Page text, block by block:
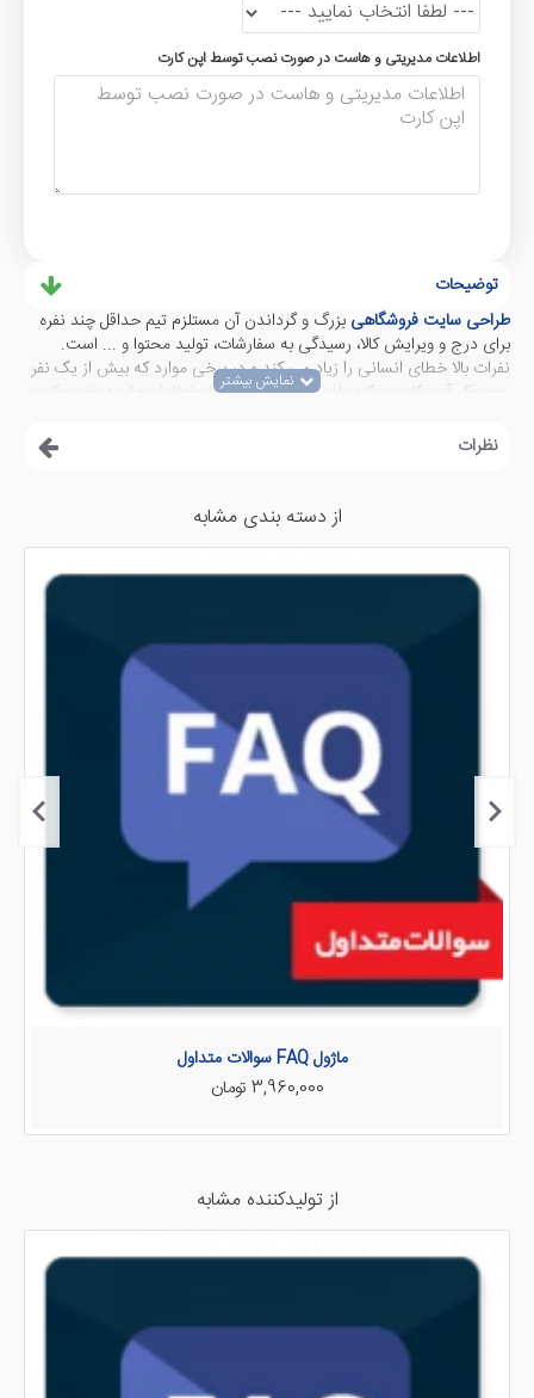
اطلاعات مدیریتی و هاست در صورت نصب توسط اپن کارت
توضیحات
طراحی سایت فروشگاهی بزرگ و گرداندن آن مستلزم تیم حداقل چند نفره
برای درج و ویرایش کالا، رسیدگی به سفارشات، تولید محتوا و ... است.
نفرات بالا خطای انسانی را زیاد می کند و در برخی موارد که بیش از یک نفر
روی یک آیتم کار می کند یافتن شخصی که دچار خطا شده است غیرممکن
ماژول مانیتورینگ ادمین یک گزارش کامل از همه فعالیت های کاربران ادمین
عملیات روی آن صورت گرفته است و بازه تاریخی امکان دقیق ترین مانیتور را
نوع: عملیات صورت گرفته شامل ایجاد، بروزرسانی، تایید، حذف، ورود و خروج
می شود.
گروه: شامل آیتم های محصول، دسته بندی، گزینه، سفارش و ... می شود.
پیغام: در این بخش نوع عملیات صورت گرفته روی گروه یا آیتم را مشخص
با این ماژول همه اتفاقات صورت گرفته در پنل مدیریت مانیتور می شود و
با ساعت و تاریخ و کاربر درج می شود. این بسیاری از مشکلات پیش آمده را
شفاف سازی می کند و دقت کاربران ادمین را بالا می برد.
نظرات
از دسته بندی مشابه
ماژول FAQ سوالات متداول
3,960,000 تومان
از تولیدکننده مشابه